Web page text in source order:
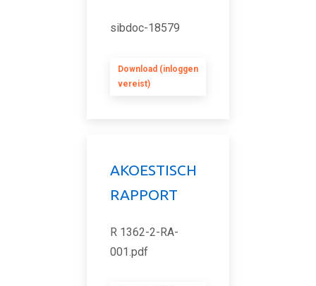
sibdoc-18579
Download (inloggen
vereist)
AKOESTISCH
RAPPORT
R 1362-2-RA-
001.pdf